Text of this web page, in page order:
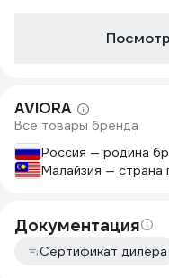
AVIORA
Все товары бренда
Россия — родина
Малайзия — страна
Документация
Сертификат дилера